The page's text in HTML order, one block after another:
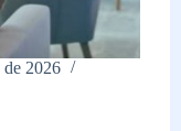
de 2026